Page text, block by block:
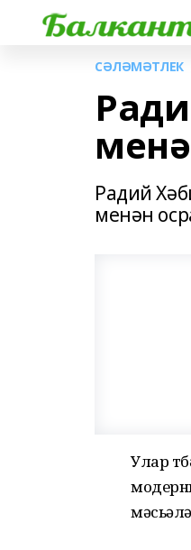
СӘЛӘМӘТЛЕК
Радий
менән
Улар